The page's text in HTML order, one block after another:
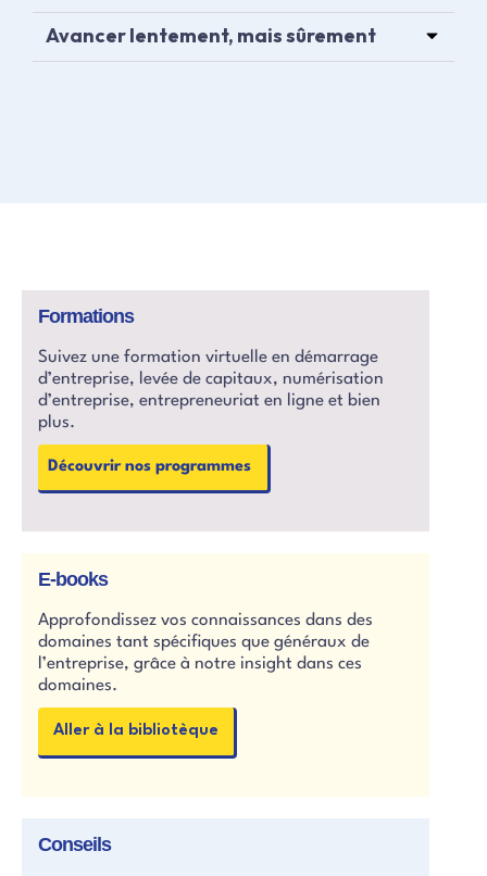
Avancer lentement, mais sûrement
Formations
Suivez une formation virtuelle en démarrage
d’entreprise, levée de capitaux, numérisation
d’entreprise, entrepreneuriat en ligne et bien
plus.
Découvrir nos programmes
E-books
Approfondissez vos connaissances dans des
domaines tant spécifiques que généraux de
l’entreprise, grâce à notre insight dans ces
domaines.
Aller à la bibliotèque
Conseils